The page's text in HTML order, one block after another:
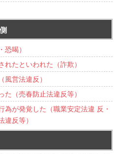
喝）
たといわれた（詐欺）
営法違反）
（売春防止法違反等）
為が発覚した（職業安定法違 反・
反等）